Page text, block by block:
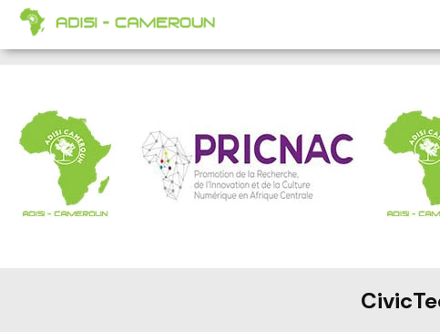
Promotion de la Recherche de